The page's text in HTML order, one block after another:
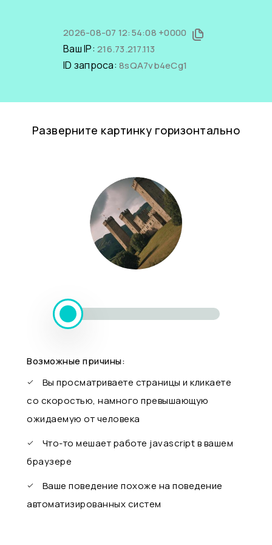
2026-08-07 12:54:08 +0000
Ваш IP: 216.73.217.113
ID запроса: 8sQA7vb4eCg1
Разверните картинку горизонтально
Возможные причины:
Вы просматриваете страницы и кликаете
со скоростью, намного превышающую
ожидаемую от человека
Что-то мешает работе javascript в вашем
браузере
Ваше поведение похоже на поведение
автоматизированных систем